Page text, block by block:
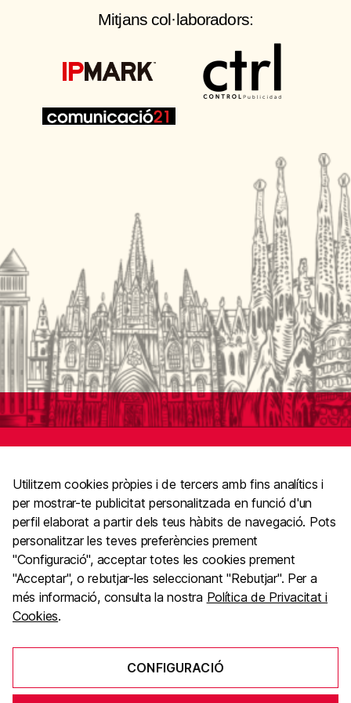
Mitjans col·laboradors:
El Gremi de Publicitat, Comunicació i Màrqueting
https://www.elgremidelapublicitat.com
Utilitzem cookies pròpies i de tercers amb fins analítics i
per mostrar-te publicitat personalitzada en funció d'un
perfil elaborat a partir dels teus hàbits de navegació. Pots
personalitzar les teves preferències prement
"Configuració", acceptar totes les cookies prement
"Acceptar", o rebutjar-les seleccionant "Rebutjar". Per a
més informació, consulta la nostra Política de Privacitat i
Cookies.
CONFIGURACIÓ